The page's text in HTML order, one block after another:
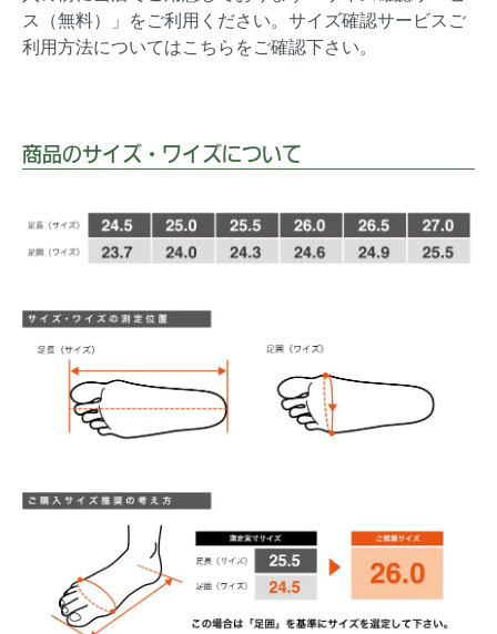
ス（無料）」をご利用ください。サイズ確認サービスご
利用方法についてはこちらをご確認下さい。
商品のサイズ・ワイズについて